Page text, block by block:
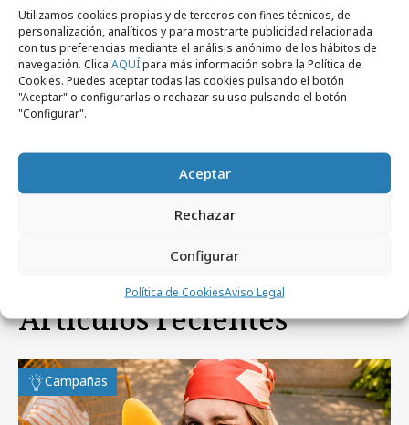
Utilizamos cookies propias y de terceros con fines técnicos, de
personalización, analíticos y para mostrarte publicidad relacionada
con tus preferencias mediante el análisis anónimo de los hábitos de
navegación. Clica AQUÍpara más información sobre la Política de
Cookies. Puedes aceptar todas las cookies pulsando el botón
"Aceptar" o configurarlas o rechazar su uso pulsando el botón
"Configurar".
Aceptar
Rechazar
Configurar
Política de CookiesAviso Legal
Dead Internet Marketing: cuando el
"glitch" se convierte en oro
Artículos recientes
Campañas